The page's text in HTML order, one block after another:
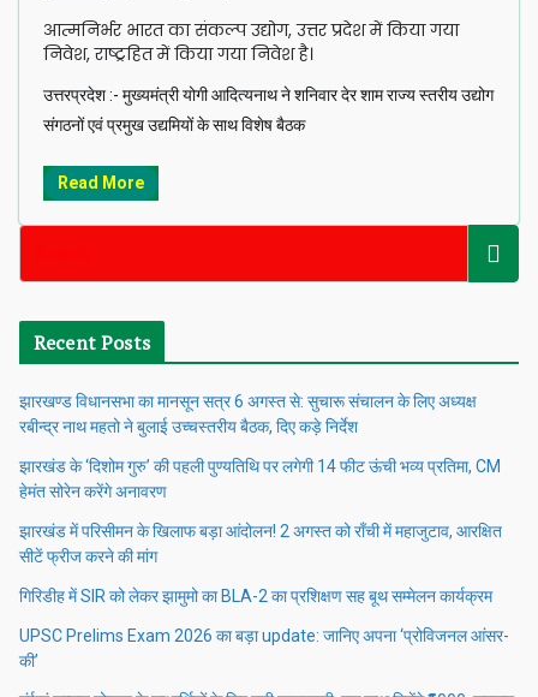
आत्मनिर्भर भारत का संकल्प उद्योग, उत्तर प्रदेश में किया गया
निवेश, राष्ट्रहित में किया गया निवेश है।
उत्तरप्रदेश :- मुख्यमंत्री योगी आदित्यनाथ ने शनिवार देर शाम राज्य स्तरीय उद्योग
संगठनों एवं प्रमुख उद्यमियों के साथ विशेष बैठक
Read More
Recent Posts
झारखण्ड विधानसभा का मानसून सत्र 6 अगस्त से: सुचारू संचालन के लिए अध्यक्ष
रबीन्द्र नाथ महतो ने बुलाई उच्चस्तरीय बैठक, दिए कड़े निर्देश
झारखंड के ‘दिशोम गुरु’ की पहली पुण्यतिथि पर लगेगी 14 फीट ऊंची भव्य प्रतिमा, CM
हेमंत सोरेन करेंगे अनावरण
झारखंड में परिसीमन के खिलाफ बड़ा आंदोलन! 2 अगस्त को राँची में महाजुटाव, आरक्षित
सीटें फ्रीज करने की मांग
गिरिडीह में SIR को लेकर झामुमो का BLA-2 का प्रशिक्षण सह बूथ सम्मेलन कार्यक्रम
UPSC Prelims Exam 2026 का बड़ा update: जानिए अपना ‘प्रोविजनल आंसर-
की’